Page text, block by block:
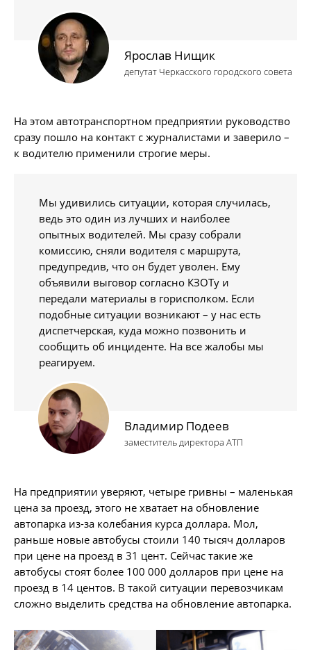
Ярослав Нищик
депутат Черкасского городского совета
На этом автотранспортном предприятии руководство
сразу пошло на контакт с журналистами и заверило –
к водителю применили строгие меры.
Мы удивились ситуации, которая случилась,
ведь это один из лучших и наиболее
опытных водителей. Мы сразу собрали
комиссию, сняли водителя с маршрута,
предупредив, что он будет уволен. Ему
объявили выговор согласно КЗОТу и
передали материалы в горисполком. Если
подобные ситуации возникают – у нас есть
диспетчерская, куда можно позвонить и
сообщить об инциденте. На все жалобы мы
реагируем.
Владимир Подеев
заместитель директора АТП
На предприятии уверяют, четыре гривны – маленькая
цена за проезд, этого не хватает на обновление
автопарка из-за колебания курса доллара. Мол,
раньше новые автобусы стоили 140 тысяч долларов
при цене на проезд в 31 цент. Сейчас такие же
автобусы стоят более 100 000 долларов при цене на
проезд в 14 центов. В такой ситуации перевозчикам
сложно выделить средства на обновление автопарка.